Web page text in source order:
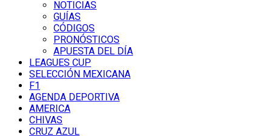
NOTICIAS
GUÍAS
CÓDIGOS
PRONÓSTICOS
APUESTA DEL DÍA
LEAGUES CUP
SELECCIÓN MEXICANA
F1
AGENDA DEPORTIVA
AMERICA
CHIVAS
CRUZ AZUL